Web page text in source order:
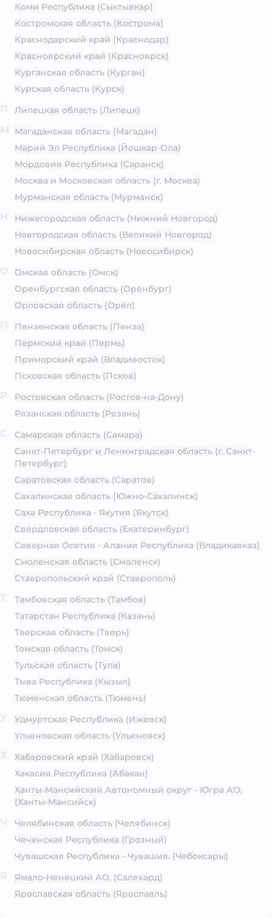
Коми Республика (Сыктывкар)
Костромская область (Кострома)
Краснодарский край (Краснодар)
Красноярский край (Красноярск)
Курганская область (Курган)
Курская область (Курск)
Липецкая область (Липецк)
Магаданская область (Магадан)
Марий Эл Республика (Йошкар-Ола)
Мордовия Республика (Саранск)
Москва и Московская область (г. Москва)
Мурманская область (Мурманск)
Нижегородская область (Нижний Новгород)
Новгородская область (Великий Новгород)
Новосибирская область (Новосибирск)
Омская область (Омск)
Оренбургская область (Оренбург)
Орловская область (Орёл)
Пензенская область (Пенза)
Пермский край (Пермь)
Приморский край (Владивосток)
Псковская область (Псков)
Ростовская область (Ростов-на-Дону)
Рязанская область (Рязань)
Самарская область (Самара)
Санкт-Петербург и Ленинградская область (г. Санкт-
Петербург)
Саратовская область (Саратов)
Сахалинская область (Южно-Сахалинск)
Саха Республика - Якутия (Якутск)
Свердловская область (Екатеринбург)
Северная Осетия - Алания Республика (Владикавказ)
Смоленская область (Смоленск)
Ставропольский край (Ставрополь)
Тамбовская область (Тамбов)
Татарстан Республика (Казань)
Тверская область (Тверь)
Томская область (Томск)
Тульская область (Тула)
Тыва Республика (Кызыл)
Тюменская область (Тюмень)
Удмуртская Республика (Ижевск)
Ульяновская область (Ульяновск)
Хабаровский край (Хабаровск)
Хакасия Республика (Абакан)
Ханты-Мансийский Автономный округ - Югра АО.
(Ханты-Мансийск)
Челябинская область (Челябинск)
Чеченская Республика (Грозный)
Чувашская Республика - Чувашия. (Чебоксары)
Ямало-Ненецкий АО. (Салехард)
Ярославская область (Ярославль)